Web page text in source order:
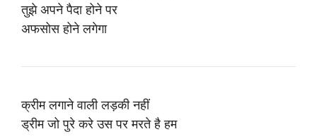
तुझे अपने पैदा होने पर
अफसोस होने लगेगा
क्रीम लगाने वाली लड़की नहीं
ड्रीम जो पुरे करे उस पर मरते है हम